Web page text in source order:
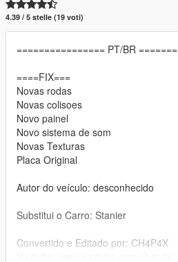
4.39 / 5 stelle (19 voti)
================ PT/BR
====FIX===
Novas rodas
Novas colisoes
Novo painel
Novo sistema de som
Novas Texturas
Placa Original
Autor do veículo: desconhecido
Substitui o Carro: Stanier
Convertido e Editado por: CH4P4X